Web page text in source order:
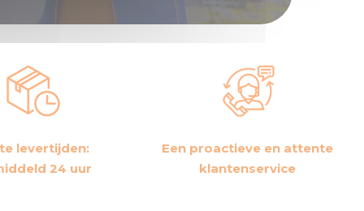
levertijden:
24 uur
Een proactieve en attente
klantenservice